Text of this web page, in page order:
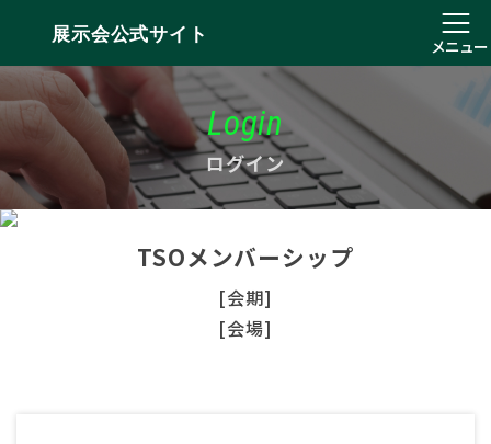
展示会公式サイト
メニュー
Login
ログイン
TSOメンバーシップ
[会期]
[会場]